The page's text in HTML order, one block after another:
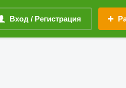
Вход / Регистрация